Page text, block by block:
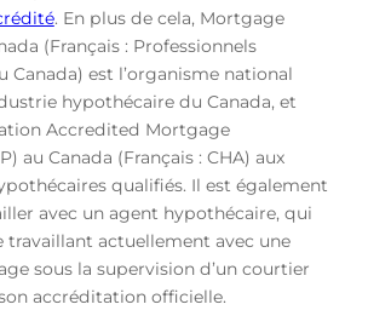
. En plus de cela, Mortgage
(Français : Professionnels
Canada) est l’organisme national
hypothécaire du Canada, et
Accredited Mortgage
au Canada (Français : CHA) aux
qualifiés. Il est également
avec un agent hypothécaire, qui
travaillant actuellement avec une
sous la supervision d’un courtier
accréditation officielle.